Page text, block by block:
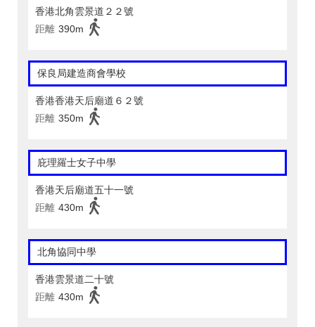
香港北角雲景道２２號
距離 390m
保良局建造商會學校
香港香港天后廟道６２號
距離 350m
庇理羅士女子中學
香港天后廟道五十一號
距離 430m
北角協同中學
香港雲景道二十號
距離 430m